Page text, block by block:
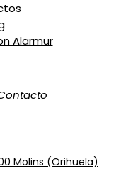
Alarmur
Molins (Orihuela)